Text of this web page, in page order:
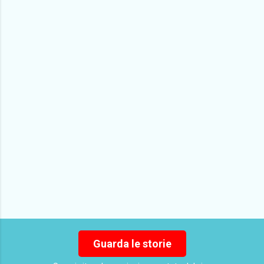
Guarda le storie